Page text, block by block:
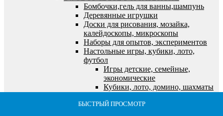
БЫСТРЫЙ ПРОСМОТР
БЫСТРЫЙ ПРОСМОТР
БЫСТРЫЙ ПРОСМОТР
БЫСТРЫЙ ПРОСМОТР
БЫСТРЫЙ ПРОСМОТР
Бомбочки,гель для ванны,шампунь
Деревянные игрушки
Доски для рисования, мозайка,
калейдоскопы, микроскопы
Наборы для опытов, экспериментов
Настольные игры, кубики, лото,
футбол
Игры детские, семейные,
экономические
Кубики, лото, домино, шахматы
Футбол, хоккей, бильярд,